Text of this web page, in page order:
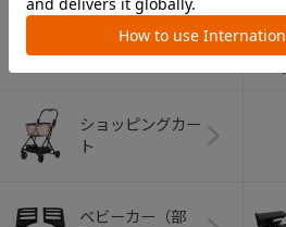
アウトドアグッズ
（ヘルメット）
ショッピングカー
ト
ベビーカー（部